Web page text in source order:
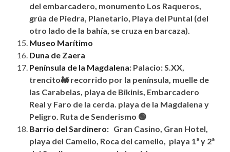
del embarcadero, monumento Los Raqueros,
grúa de Piedra, Planetario, Playa del Puntal (del
otro lado de la bahía , se cruza en barcaza).
Museo Marítimo
Duna de Zaera
Península de la Magdalena: Palacio: S.XX,
trencito🚂 recorrido por la península , muelle de
las Carabelas, playa de Bikinis, Embarcadero
Real y Faro de la cerda. playa de la Magdalena y
Peligro. Ruta de Senderismo 🟢
Barrio del Sardinero: Gran Casino, Gran Hotel,
playa del Camello, Roca del camello, playa 1ª y 2ª